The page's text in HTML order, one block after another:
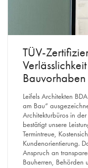
TÜV-
Bauvorhaben
Leifels Architekten
am Bau“
Architekturbüros in
bestätigt unsere
Termintreue,
Kundenorientierung.
Anspruch an
Bauherren, Behörden